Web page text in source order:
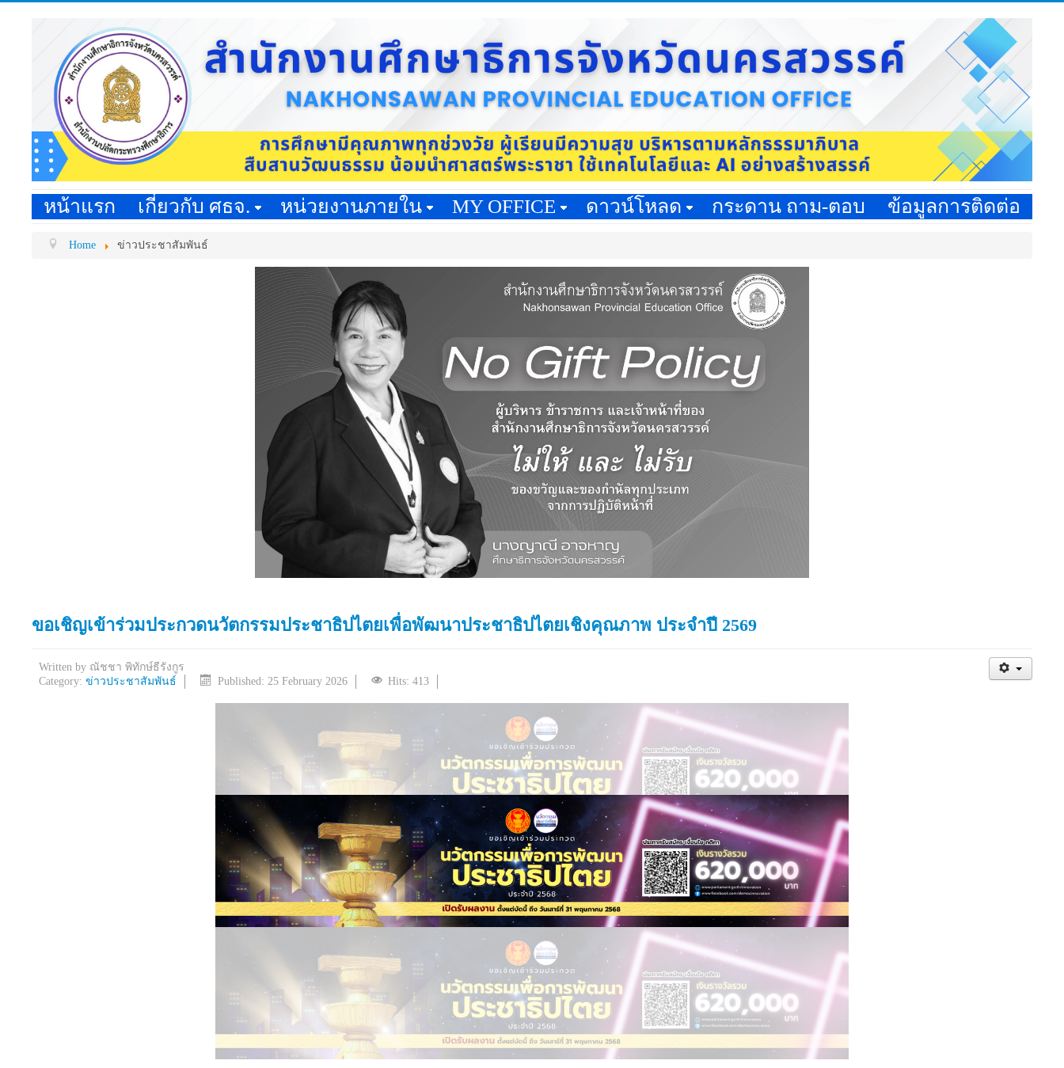
หน้าแรก เกี่ยวกับ ศธจ. หน่วยงานภายใน MY OFFICE ดาวน์โหลด กระดาน ถาม-ตอบ ข้อมูลการติดต่อ
Home ข่าวประชาสัมพันธ์
ขอเชิญเข้าร่วมประกวดนวัตกรรมประชาธิปไตยเพื่อพัฒนาประชาธิปไตยเชิงคุณภาพ ประจำปี 2569
Written by ณัชชา พิทักษ์ธีรังกูร
Category: ข่าวประชาสัมพันธ์ Published: 25 February 2026 Hits: 413